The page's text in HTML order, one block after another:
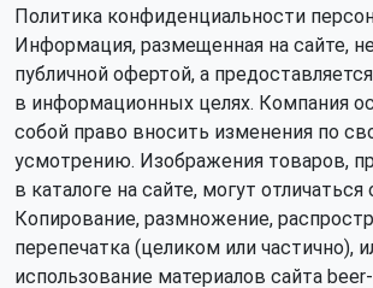
Политика конфиденциальности
Информация, размещенная на сайте,
публичной офертой, а
в информационных целях. Компания
собой право вносить изменения по
усмотрению. Изображения товаров,
в каталоге на сайте, могут отличаться
Копирование, размножение,
перепечатка (целиком или частично),
использование материалов сайта